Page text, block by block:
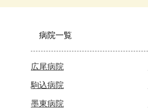
病院一覧
広尾病院
駒込病院
墨東病院